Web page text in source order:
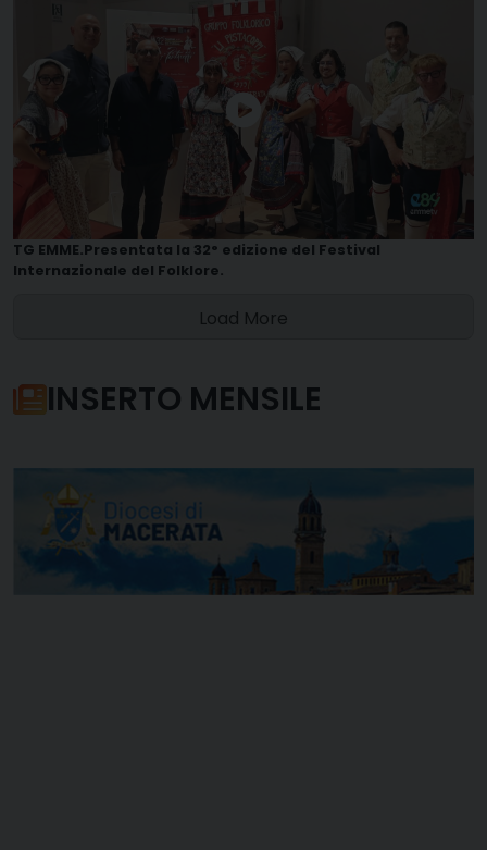
TG EMME.Presentata la 32° edizione del Festival
Internazionale del Folklore.
Load More
INSERTO MENSILE